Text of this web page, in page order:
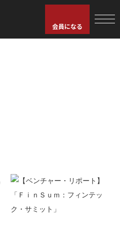
会員になる